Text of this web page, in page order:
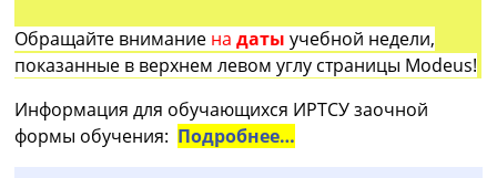
Обращайте внимание на датыучебной недели,
показанные в верхнем левом углу страницы Modeus!
Информация для обучающихся ИРТСУ заочной
формы обучения: Подробнее…